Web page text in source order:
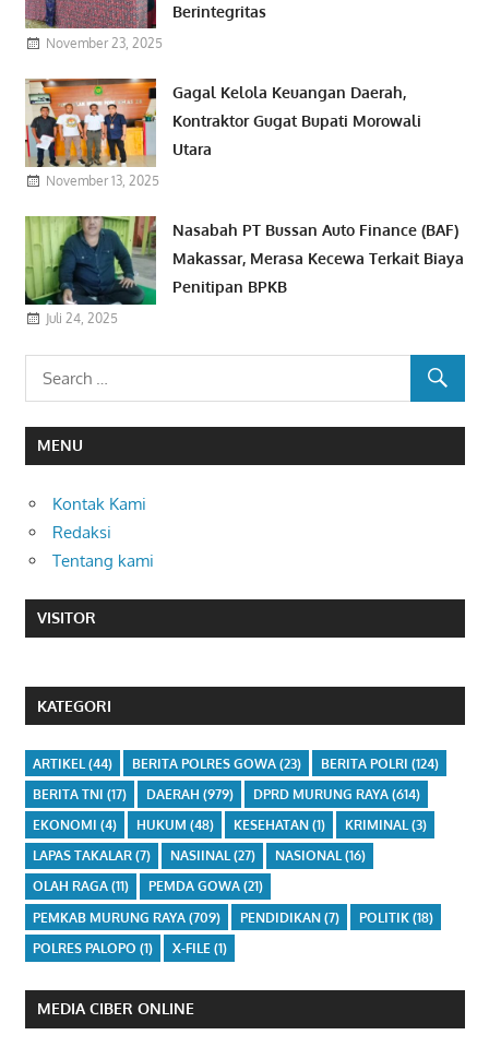
Berintegritas
November 23, 2025
Gagal Kelola Keuangan Daerah,
Kontraktor Gugat Bupati Morowali
Utara
November 13, 2025
Nasabah PT Bussan Auto Finance (BAF)
Makassar, Merasa Kecewa Terkait Biaya
Penitipan BPKB
Juli 24, 2025
MENU
Kontak Kami
Redaksi
Tentang kami
VISITOR
KATEGORI
ARTIKEL (44) BERITA POLRES GOWA(23) BERITA POLRI (124)
BERITA TNI (17) DAERAH (979) DPRD MURUNG RAYA(614)
EKONOMI (4) HUKUM (48) KESEHATAN(1) KRIMINAL(3)
LAPAS TAKALAR(7) NASIINAL(27) NASIONAL(16)
OLAH RAGA(11) PEMDA GOWA(21)
PEMKAB MURUNG RAYA(709) PENDIDIKAN(7) POLITIK(18)
POLRES PALOPO (1) X-FILE (1)
MEDIA CIBER ONLINE